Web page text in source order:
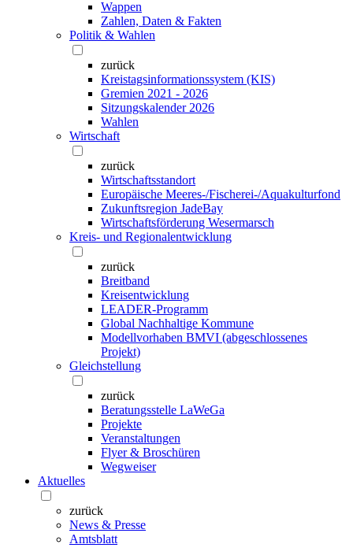
Wappen
Zahlen, Daten & Fakten
Politik & Wahlen
zurück
Kreistagsinformationssystem (KIS)
Gremien 2021 - 2026
Sitzungskalender 2026
Wahlen
Wirtschaft
zurück
Wirtschaftsstandort
Europäische Meeres-/Fischerei-/Aquakulturfond
Zukunftsregion JadeBay
Wirtschaftsförderung Wesermarsch
Kreis- und Regionalentwicklung
zurück
Breitband
Kreisentwicklung
LEADER-Programm
Global Nachhaltige Kommune
Modellvorhaben BMVI (abgeschlossenes
Projekt)
Gleichstellung
zurück
Beratungsstelle LaWeGa
Projekte
Veranstaltungen
Flyer & Broschüren
Wegweiser
Aktuelles
zurück
News & Presse
Amtsblatt